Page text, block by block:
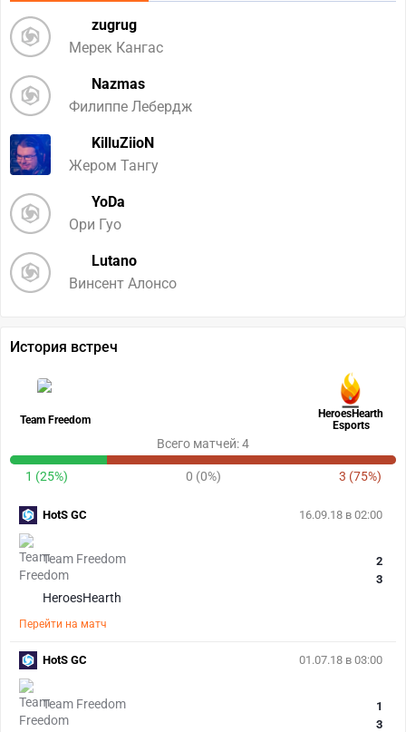
zugrug
Мерек Кангас
Nazmas
Филиппе Лебердж
KilluZiioN
Жером Тангу
YoDa
Ори Гуо
Lutano
Винсент Алонсо
История встреч
Team Freedom
HeroesHearth
Esports
Всего матчей: 4
1 (25%) 0 (0%) 3 (75%)
16.09.18 в 02:00
Team Freedom
HeroesHearth
2
3
Перейти на матч
HotS GC
01.07.18 в 03:00
Team Freedom
1
3
HotS GC